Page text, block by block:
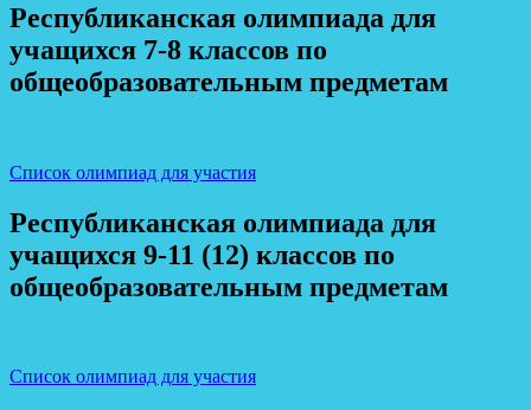
Республиканская олимпиада для
учащихся 7-8 классов по
общеобразовательным предметам
Список олимпиад для участия
Республиканская олимпиада для
учащихся 9-11 (12) классов по
общеобразовательным предметам
Список олимпиад для участия